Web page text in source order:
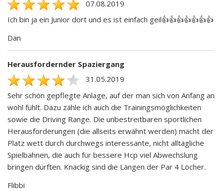
07.08.2019
Ich bin ja ein Junior dort und es ist einfach geil👍👍👍👍👍👍👍
Dan
Herausfordernder Spaziergang
31.05.2019
Sehr schön gepflegte Anlage, auf der man sich von Anfang an
wohl fühlt. Dazu zähle ich auch die Trainingsmöglichkeiten
sowie die Driving Range. Die unbestreitbaren sportlichen
Herausforderungen (die allseits erwähnt werden) macht der
Platz wett durch durchwegs interessante, nicht alltägliche
Spielbahnen, die auch für bessere Hcp viel Abwechslung
bringen dürften. Knackig sind die Längen der Par 4 Löcher.
Flibbi